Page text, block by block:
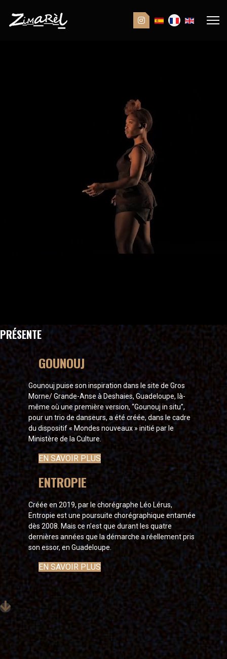
PRÉSENTE
GOUNOUJ
Gounouj puise son inspiration dans le site de Gros
Morne/ Grande-Anse à Deshaies, Guadeloupe, là-
même où une première version, “Gounouj in situ”,
pour un trio de danseurs, a été créée, dans le cadre
du dispositif « Mondes nouveaux » initié par le
Ministère de la Culture.
EN SAVOIR PLUS
ENTROPIE
Créée en 2019, par le chorégraphe Léo Lérus,
Entropie est une poursuite chorégraphique entamée
dès 2008. Mais ce n’est que durant les quatre
dernières années que la démarche a réellement pris
son essor, en Guadeloupe.
EN SAVOIR PLUS